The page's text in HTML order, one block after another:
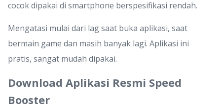
cocok dipakai di smartphone berspesifikasi rendah.
Mengatasi mulai dari lag saat buka aplikasi, saat
bermain game dan masih banyak lagi. Aplikasi ini
pratis, sangat mudah dipakai.
Download Aplikasi Resmi Speed
Booster